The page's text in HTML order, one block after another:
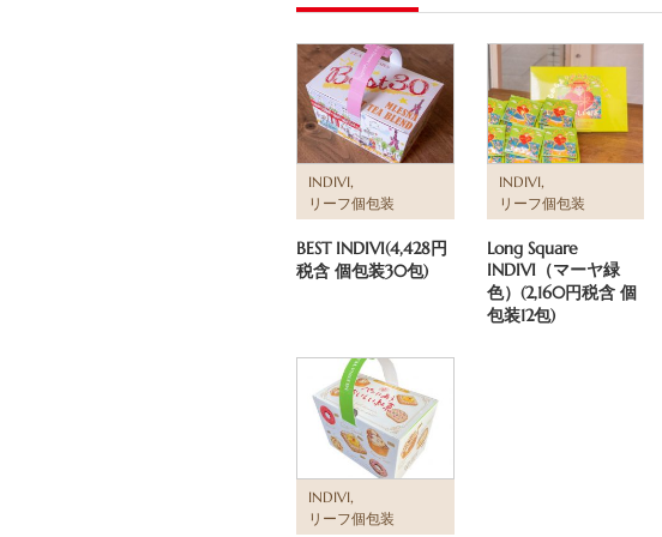
INDIVI,
リーフ個包装
BEST INDIVI(4,428円
税含 個包装30包)
INDIVI,
リーフ個包装
Long Square
INDIVI（マーヤ緑
色）(2,160円税含 個
包装12包)
INDIVI,
リーフ個包装